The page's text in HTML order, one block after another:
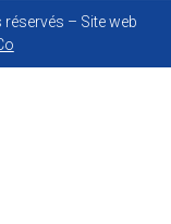
– Site web